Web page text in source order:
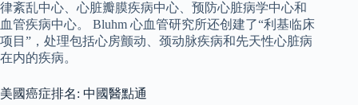
律紊乱中心、心脏瓣膜疾病中心、预防心脏病学中心和
血管疾病中心。 Bluhm 心血管研究所还创建了“利基临床
项目”，处理包括心房颤动、颈动脉疾病和先天性心脏病
在内的疾病。
美國癌症排名: 中國醫點通